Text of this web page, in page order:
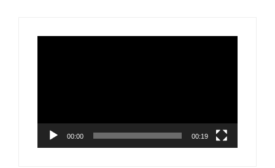
00:00 00:19